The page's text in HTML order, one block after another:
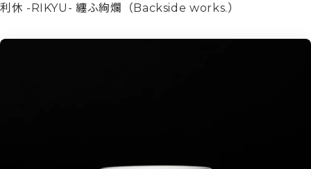
利休 -RIKYU- 纏ふ絢爛（Backside works.）